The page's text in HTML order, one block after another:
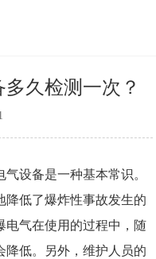
久检测一次？
设备是一种基本常识。
降低了爆炸性事故发生的
电气在使用的过程中，随
降低。另外，维护人员的